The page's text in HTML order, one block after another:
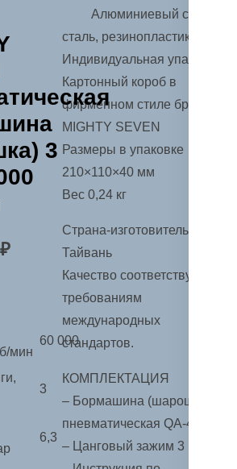
3
₽
мин
60 000
3
6,3
Алюминиевый сплав,
сталь, резинопластик
Индивидуальная упаковка
Картонный короб в
фирменном стиле бренда
MIGHTY SEVEN
Размеры в упаковке
210×110×40 мм
Вес 0,24 кг
Страна-изготовитель
Тайвань
Качество соответствует
требованиям
международных
стандартов.
КОМПЛЕКТАЦИЯ
– Бормашина (шарошка)
пневматическая QA-412
– Цанговый зажим 3 мм